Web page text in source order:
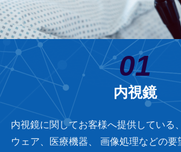
01
内視鏡
内視鏡に関してお客様へ提供している
ウェア、医療機器、 画像処理などの要